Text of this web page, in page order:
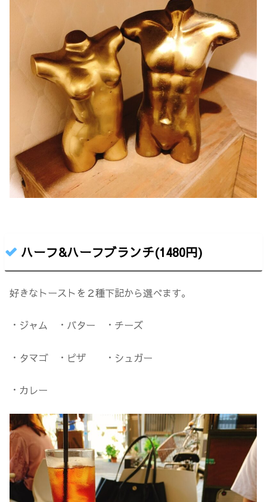
ハーフ&ハーフブランチ(1480円)
好きなトーストを２種下記から選べます。
・ジャム ・バター ・チーズ
・タマゴ ・ピザ ・シュガー
・カレー